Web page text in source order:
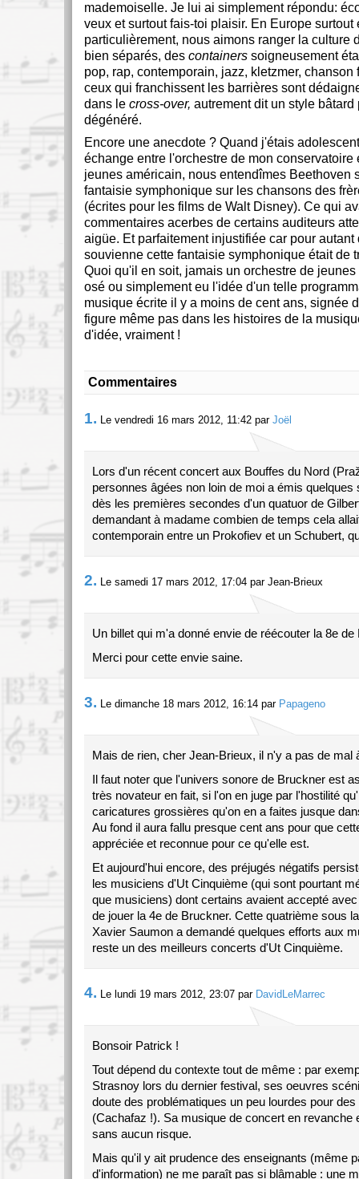
mademoiselle. Je lui ai simplement répondu:
veux et surtout fais-toi plaisir. En Europe surtout
particulièrement, nous aimons ranger la culture
bien séparés, des containers soigneusement
pop, rap, contemporain, jazz, kletzmer, chanson
ceux qui franchissent les barrières sont
dans le cross-over, autrement dit un style bâtard
dégénéré.
Encore une anecdote ? Quand j'étais
échange entre l'orchestre de mon conservatoire
jeunes américain, nous entendîmes Beethoven
fantaisie symphonique sur les chansons des
(écrites pour les films de Walt Disney). Ce qui
commentaires acerbes de certains auditeurs
aigüe. Et parfaitement injustifiée car pour autant
souvienne cette fantaisie symphonique était de
Quoi qu'il en soit, jamais un orchestre de
osé ou simplement eu l'idée d'un telle
musique écrite il y a moins de cent ans, signée
figure même pas dans les histoires de la
d'idée, vraiment !
Commentaires
1. Le vendredi 16 mars 2012, 11:42 par Joël
Lors d'un récent concert aux Bouffes du Nord
personnes âgées non loin de moi a émis quelques
dès les premières secondes d'un quatuor de
demandant à madame combien de temps cela
contemporain entre un Prokofiev et un Schubert,
2. Le samedi 17 mars 2012, 17:04 par Jean-Brieux
Un billet qui m'a donné envie de réécouter la 8e de
Merci pour cette envie saine.
3. Le dimanche 18 mars 2012, 16:14 par Papageno
Mais de rien, cher Jean-Brieux, il n'y a pas de mal
Il faut noter que l'univers sonore de Bruckner est
très novateur en fait, si l'on en juge par l'hostilité
caricatures grossières qu'on en a faites jusque
Au fond il aura fallu presque cent ans pour que
appréciée et reconnue pour ce qu'elle est.
Et aujourd'hui encore, des préjugés négatifs
les musiciens d'Ut Cinquième (qui sont pourtant
que musiciens) dont certains avaient accepté
de jouer la 4e de Bruckner. Cette quatrième sous
Xavier Saumon a demandé quelques efforts aux
reste un des meilleurs concerts d'Ut Cinquième.
4. Le lundi 19 mars 2012, 23:07 par DavidLeMarrec
Bonsoir Patrick !
Tout dépend du contexte tout de même : par
Strasnoy lors du dernier festival, ses oeuvres
doute des problématiques un peu lourdes pour
(Cachafaz !). Sa musique de concert en revanche
sans aucun risque.
Mais qu'il y ait prudence des enseignants (même
d'information) ne me paraît pas si blâmable : une